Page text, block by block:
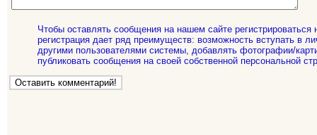
Чтобы оставлять сообщения на нашем сайте регистрироваться
регистрация дает ряд преимуществ: возможность вступать в
другими пользователями системы, добавлять фотографии/
публиковать сообщения на своей собственной персональной